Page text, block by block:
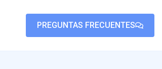
PREGUNTAS FRECUENTES